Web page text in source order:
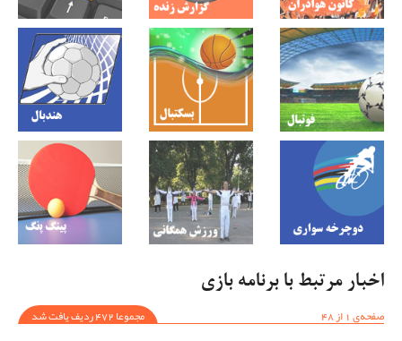
اخبار مرتبط با برنامه بازی
صفحه‌ی 1 از 48
مجموعا 472 ردیف یافت شد